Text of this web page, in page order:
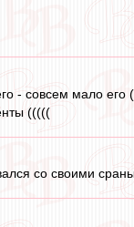
- совсем мало его (
(((((
со своими